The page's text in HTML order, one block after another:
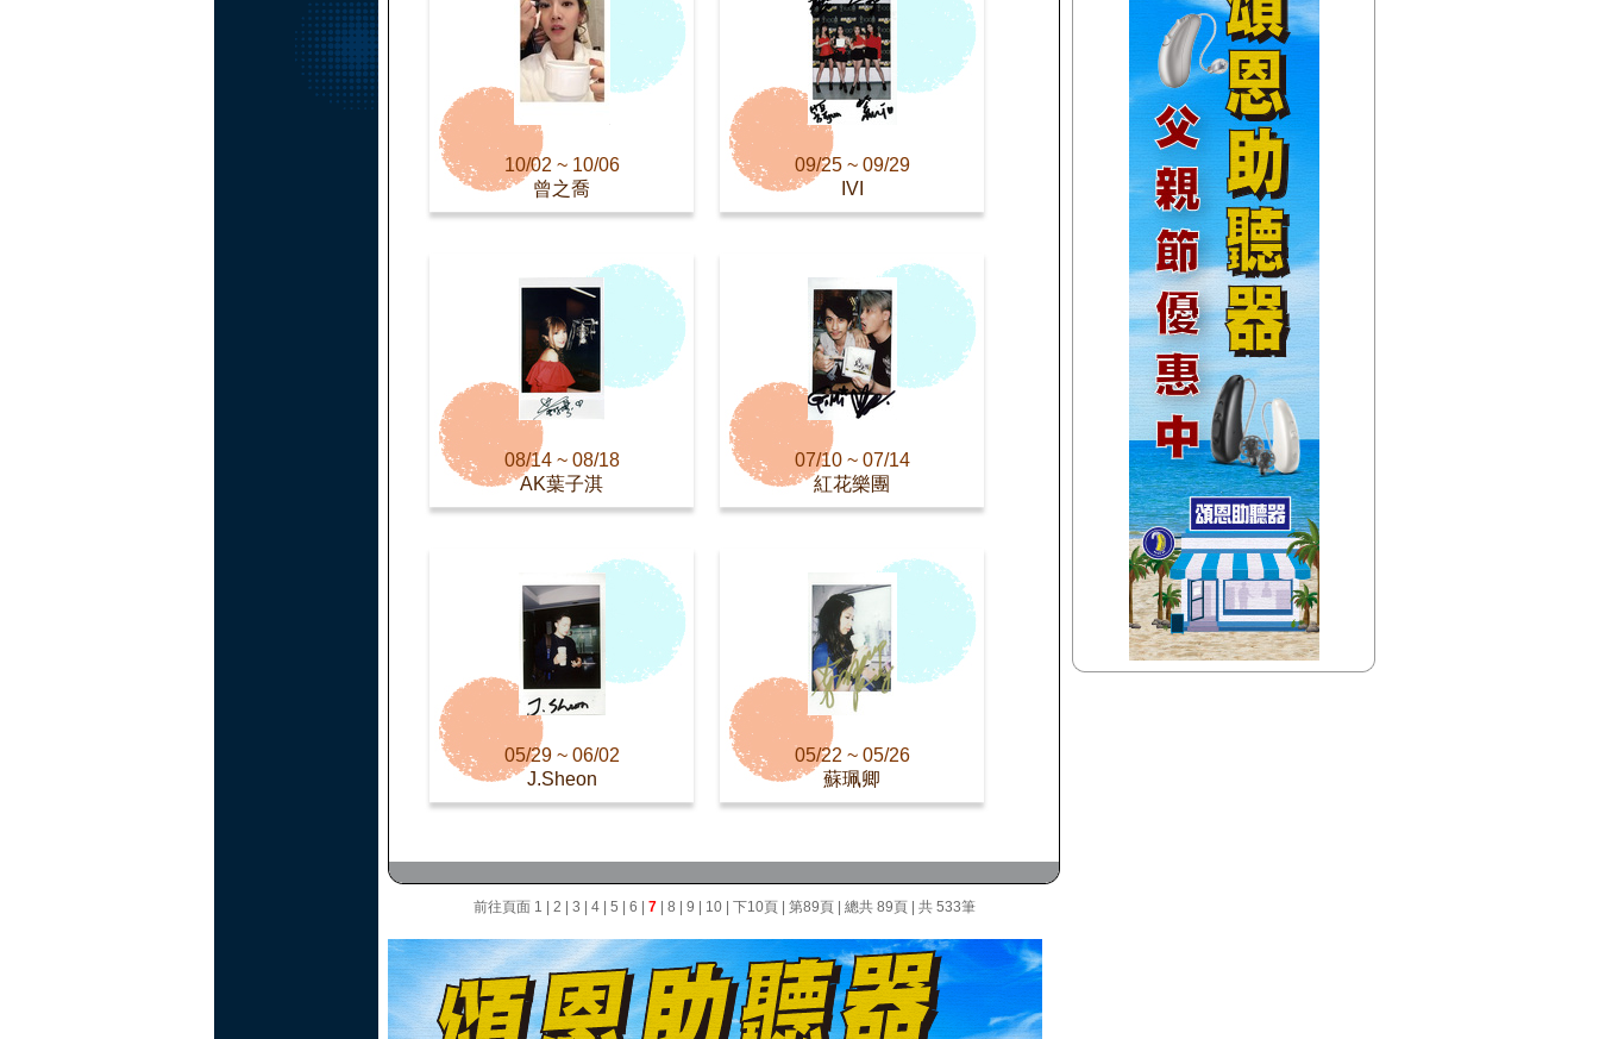
10/02 ~ 10/06
曾之喬
09/25 ~ 09/29
IVI
08/14 ~ 08/18
AK葉子淇
07/10 ~ 07/14
紅花樂團
05/29 ~ 06/02
J.Sheon
05/22 ~ 05/26
蘇珮卿
前往頁面 1 2 3 4| 5 6 7| 8 9 10| 下10頁| 第89頁| 總共 89頁 | 共 533筆
(聯播)
夜貓DJ-Dennis
【Next】
(宜蘭)流行最前線
【HitFm正在進行】
(聯播)
夜貓DJ-Dennis
【Next】
(花東)流行最精選